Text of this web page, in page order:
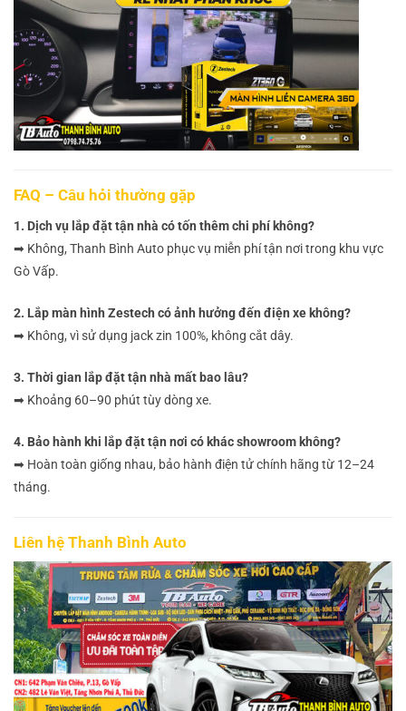
FAQ – Câu hỏi thường gặp
1. Dịch vụ lắp đặt tận nhà có tốn thêm chi phí không?
➡ Không, Thanh Bình Auto phục vụ miễn phí tận nơi trong khu vực
Gò Vấp.
2. Lắp màn hình Zestech có ảnh hưởng đến điện xe không?
➡ Không, vì sử dụng jack zin 100%, không cắt dây.
3. Thời gian lắp đặt tận nhà mất bao lâu?
➡ Khoảng 60–90 phút tùy dòng xe.
4. Bảo hành khi lắp đặt tận nơi có khác showroom không?
➡ Hoàn toàn giống nhau, bảo hành điện tử chính hãng từ 12–24
tháng.
Liên hệ Thanh Bình Auto